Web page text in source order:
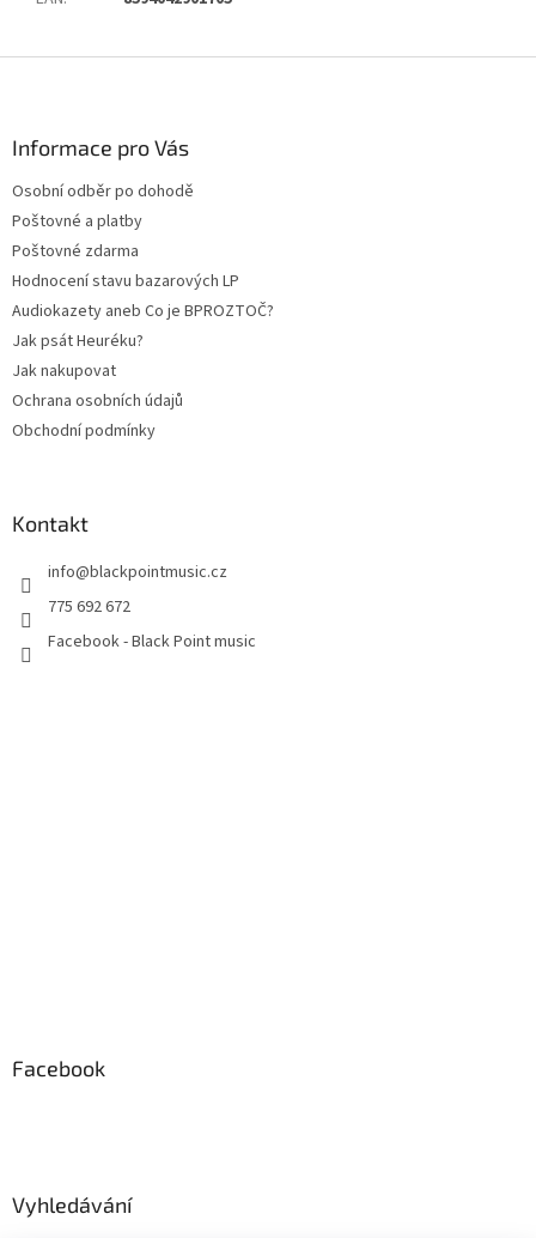
Informace pro Vás
Osobní odběr po dohodě
Poštovné a platby
Poštovné zdarma
Hodnocení stavu bazarových LP
Audiokazety aneb Co je BPROZTOČ?
Jak psát Heuréku?
Jak nakupovat
Ochrana osobních údajů
Obchodní podmínky
Kontakt
info@blackpointmusic.cz
775 692 672
Facebook - Black Point music
Facebook
Vyhledávání